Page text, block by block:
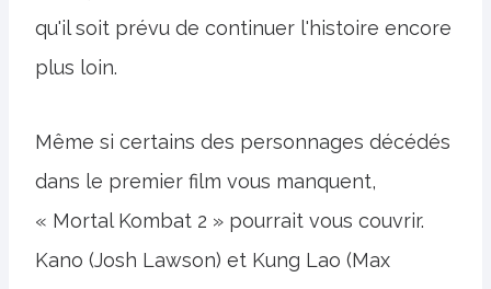
qu'il soit prévu de continuer l'histoire encore
plus loin.
Même si certains des personnages décédés
dans le premier film vous manquent,
« Mortal Kombat 2 » pourrait vous couvrir.
Kano (Josh Lawson) et Kung Lao (Max